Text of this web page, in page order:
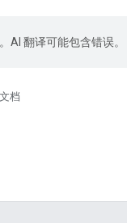
AI 翻译可能包含错误。
档